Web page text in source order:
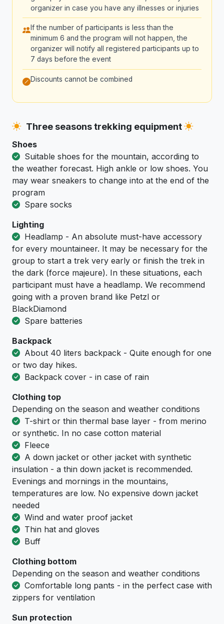
organizer in case you have any illnesses or injuries
If the number of participants is less than the
minimum 6 and the program will not happen, the
organizer will notify all registered participants up to
7 days before the event
Discounts cannot be combined
Three seasons trekking equipment
Shoes
Suitable shoes for the mountain, according to
the weather forecast. High ankle or low shoes. You
may wear sneakers to change into at the end of the
program
Spare socks
Lighting
Headlamp - An absolute must-have accessory
for every mountaineer. It may be necessary for the
group to start a trek very early or finish the trek in
the dark (force majeure). In these situations, each
participant must have a headlamp. We recommend
going with a proven brand like Petzl or
BlackDiamond
Spare batteries
Backpack
About 40 liters backpack - Quite enough for one
or two day hikes.
Backpack cover - in case of rain
Clothing top
Depending on the season and weather conditions
T-shirt or thin thermal base layer - from merino
or synthetic. In no case cotton material
Fleece
A down jacket or other jacket with synthetic
insulation - a thin down jacket is recommended.
Evenings and mornings in the mountains,
temperatures are low. No expensive down jacket
needed
Wind and water proof jacket
Thin hat and gloves
Buff
Clothing bottom
Depending on the season and weather conditions
Comfortable long pants - in the perfect case with
zippers for ventilation
Sun protection